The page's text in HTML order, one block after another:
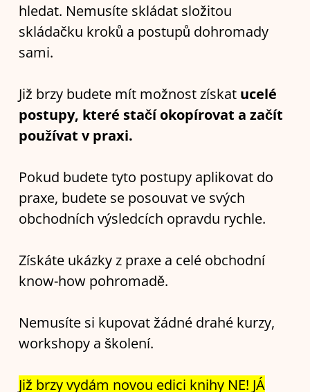
hledat. Nemusíte skládat složitou
skládačku kroků a postupů dohromady
sami.
Již brzy budete mít možnost získat ucelé
postupy, které stačí okopírovat a začít
používat v praxi.
Pokud budete tyto postupy aplikovat do
praxe, budete se posouvat ve svých
obchodních výsledcích opravdu rychle.
Získáte ukázky z praxe a celé obchodní
know-how pohromadě.
Nemusíte si kupovat žádné drahé kurzy,
workshopy a školení.
Již brzy vydám novou edici knihy NE! JÁ